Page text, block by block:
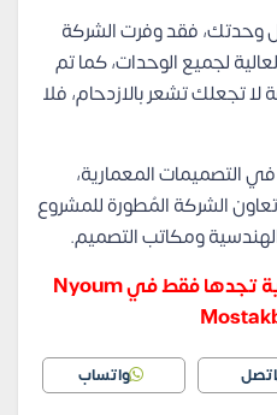
وحدتك، فقد وفرت الشركة
لجميع الوحدات، كما تم
لا تجعلك تشعر بالازدحام، فلا
التصميمات المعمارية،
الشركة المُطورة للمشروع
ومكاتب التصميم.
أفضل التصميمات المعمارية تجدها فقط في Nyoum
اتصل واتساب